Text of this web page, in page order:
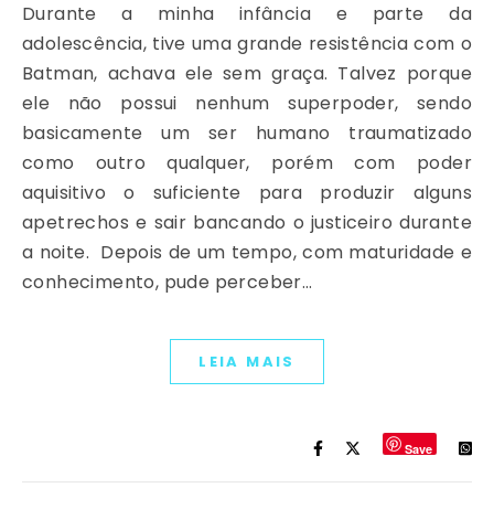
Durante a minha infância e parte da
adolescência, tive uma grande resistência com o
Batman, achava ele sem graça. Talvez porque
ele não possui nenhum superpoder, sendo
basicamente um ser humano traumatizado
como outro qualquer, porém com poder
aquisitivo o suficiente para produzir alguns
apetrechos e sair bancando o justiceiro durante
a noite. Depois de um tempo, com maturidade e
conhecimento, pude perceber…
LEIA MAIS
Save